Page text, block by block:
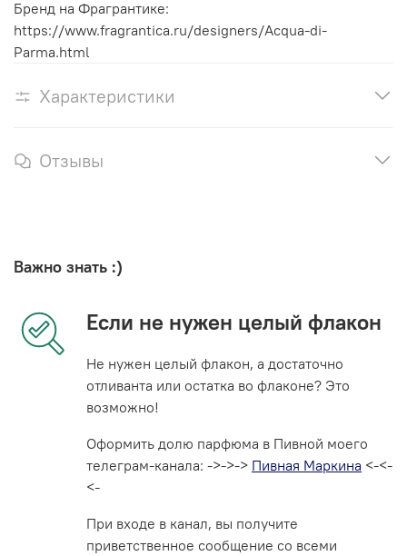
Бренд на Фрагрантике:
https://www.fragrantica.ru/designers/Acqua-di-
Parma.html
Характеристики
Отзывы
Важно знать :)
Если не нужен целый флакон
Не нужен целый флакон, а достаточно
отливанта или остатка во флаконе? Это
возможно!
Оформить долю парфюма в Пивной моего
телеграм-канала: ->->-> Пивная Маркина <-<-
<-
При входе в канал, вы получите
приветственное сообщение со всеми